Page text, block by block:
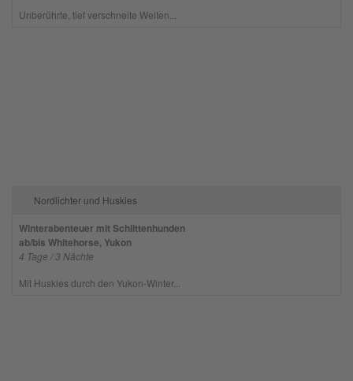
Unberührte, tief verschneite Weiten...
Nordlichter und Huskies
Winterabenteuer mit Schlittenhunden
ab/bis Whitehorse, Yukon
4 Tage / 3 Nächte
Mit Huskies durch den Yukon-Winter...